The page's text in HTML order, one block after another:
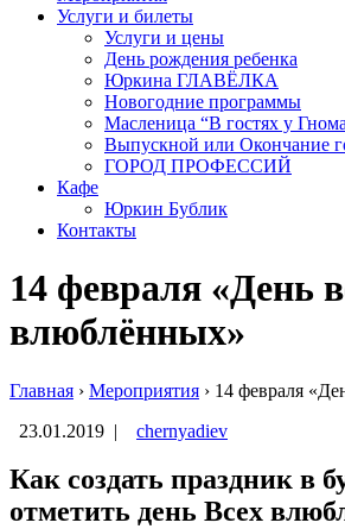
Услуги и билеты
Услуги и цены
День рождения ребенка
Юркина ГЛАВЁЛКА
Новогодние программы
Масленица “В гостях у
Выпускной или Окончание
ГОРОД ПРОФЕССИЙ
Кафе
Юркин Бублик
Контакты
14 февраля «День
влюблённых»
Главная › Мероприятия › 14 февраля
23.01.2019 | chernyadiev
Как создать праздник в
отметить день Всех